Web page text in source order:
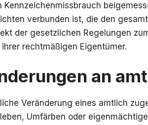
Kennzeichenmissbrauch
verbunden ist, die den
der gesetzlichen Regelungen
ihrer rechtmäßigen Eigentümer.
an
Veränderung eines amtlich
Umfärben oder